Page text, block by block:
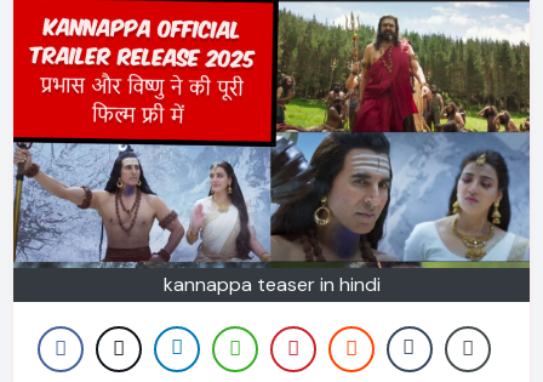
kannappa teaser in hindi